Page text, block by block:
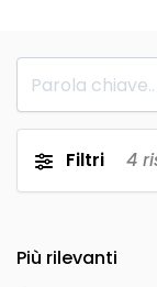
Filtri 4